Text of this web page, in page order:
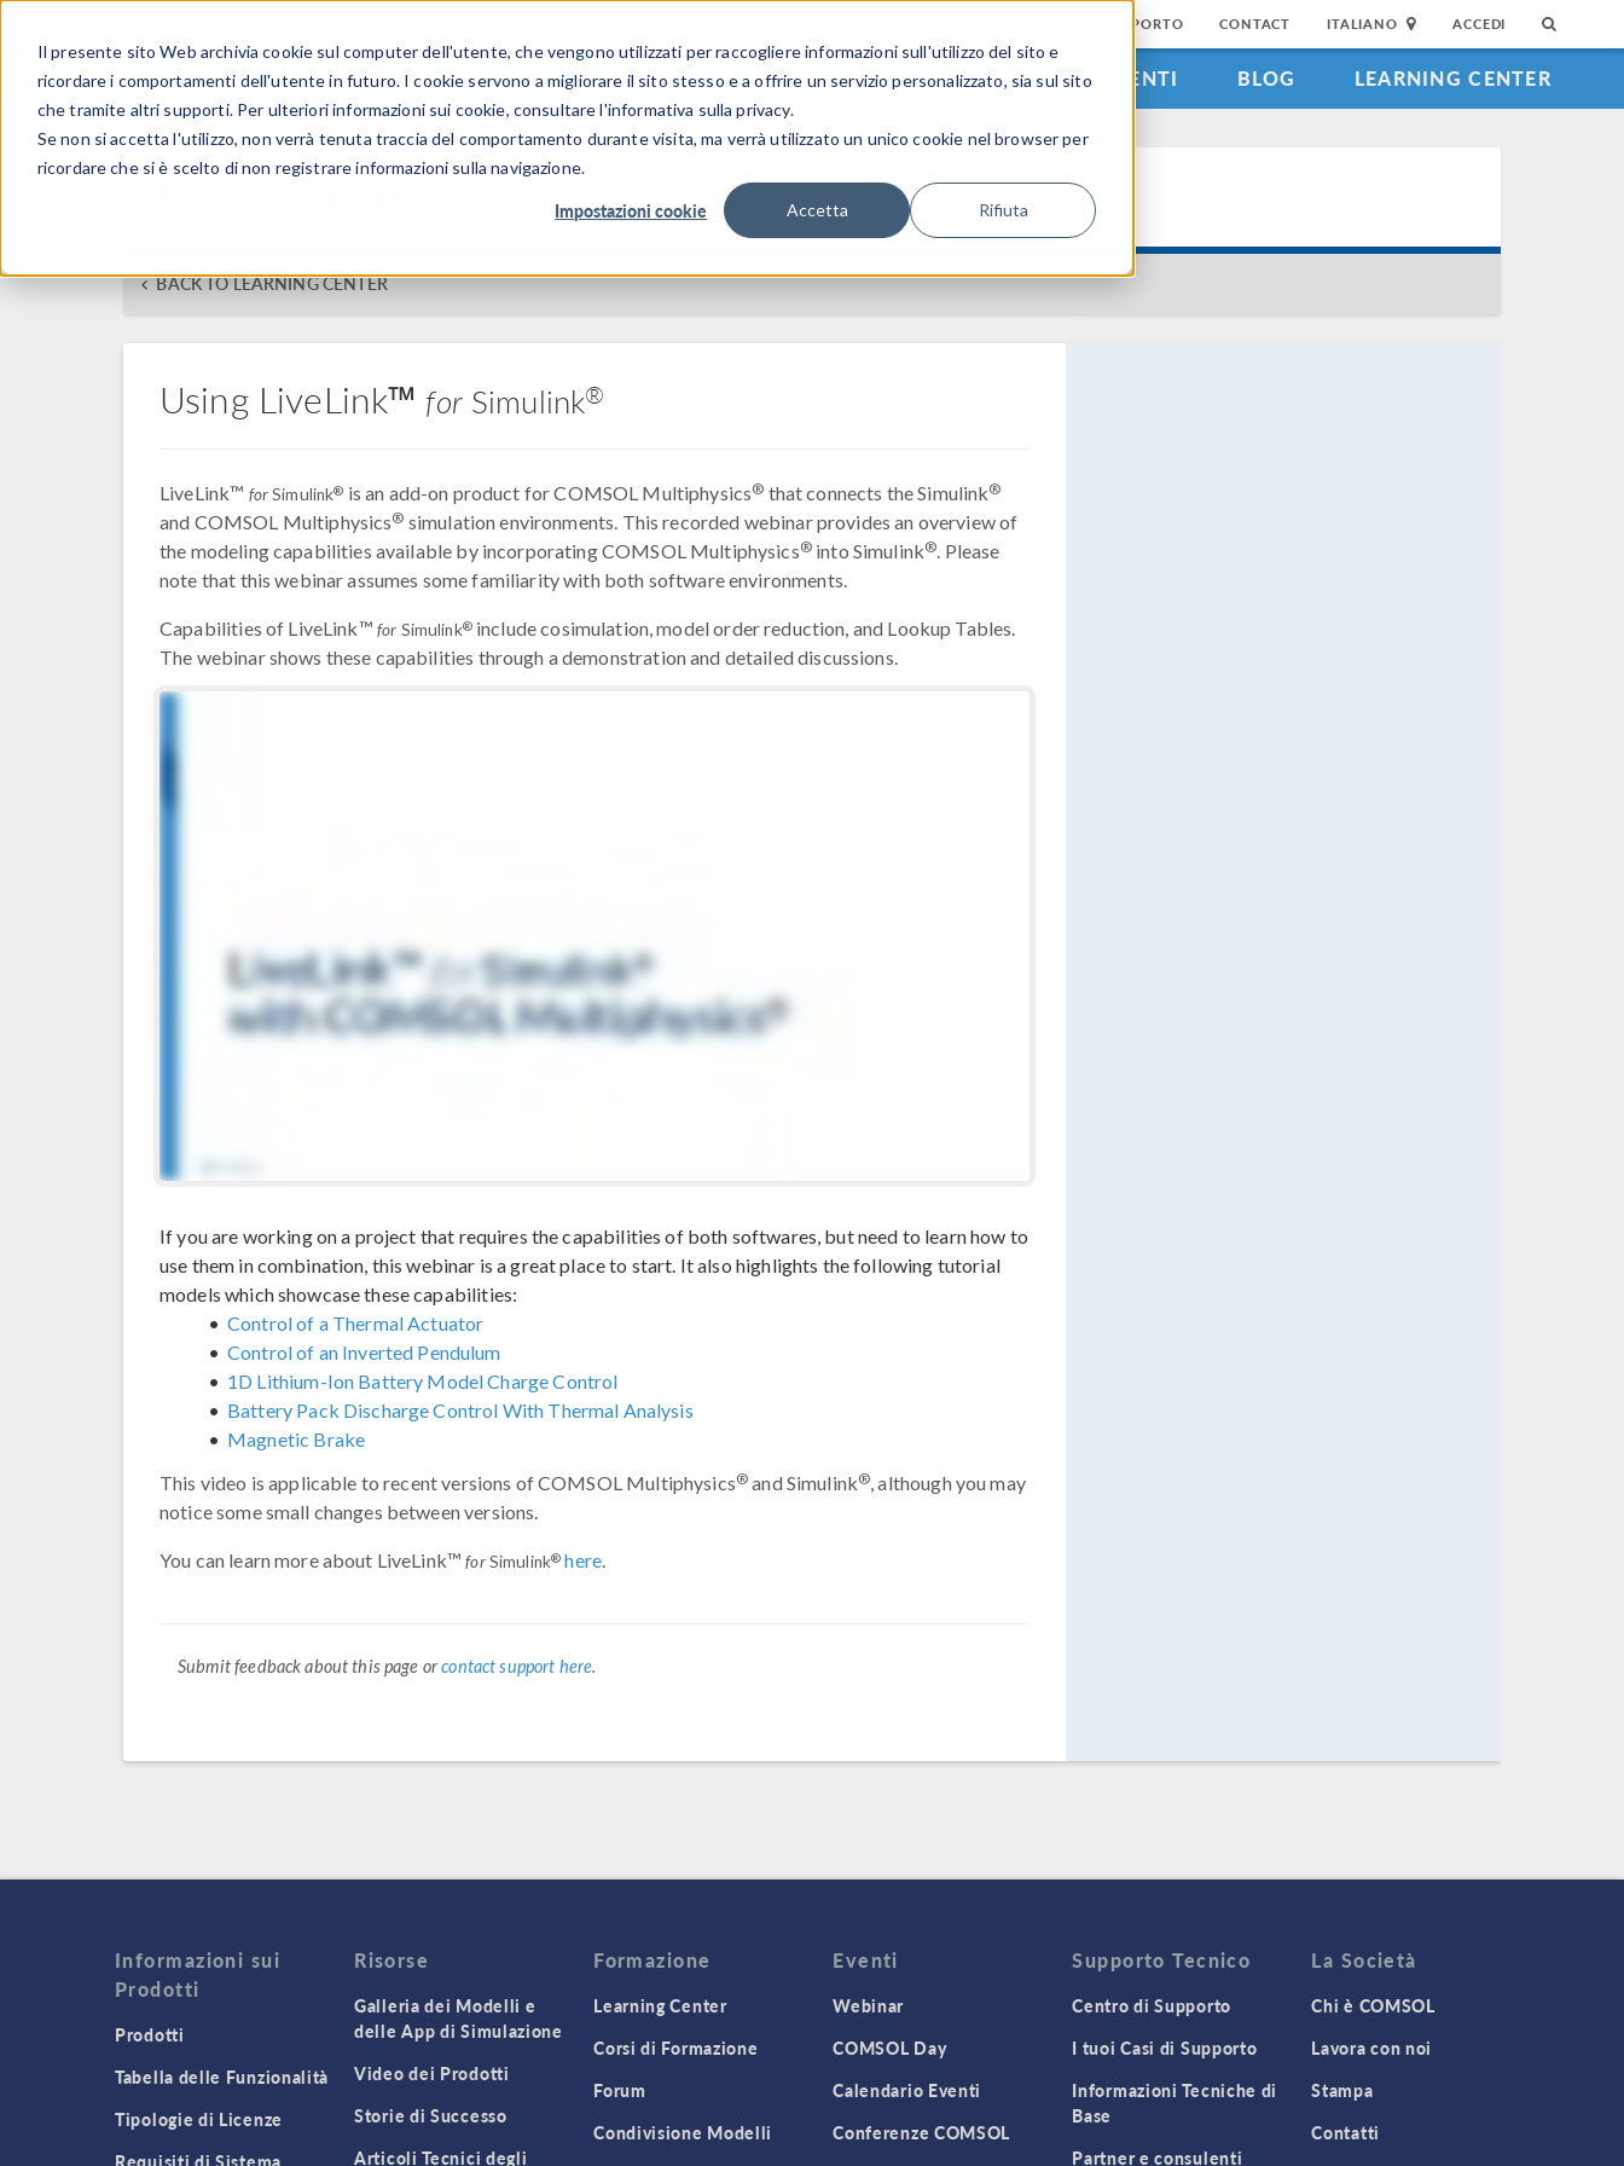
Il presente sito Web archivia cookie sul computer dell'utente, che vengono utilizzati per raccogliere informazioni sull'utilizzo del sito e
ricordare i comportamenti dell'utente in futuro. I cookie servono a migliorare il sito stesso e a offrire un servizio personalizzato, sia sul sito
che tramite altri supporti. Per ulteriori informazioni sui cookie, consultare l'informativa sulla privacy.
Se non si accetta l'utilizzo, non verrà tenuta traccia del comportamento durante visita, ma verrà utilizzato un unico cookie nel browser per
ricordare che si è scelto di non registrare informazioni sulla navigazione.
Impostazioni cookie Accetta Rifiuta
CENTRO DI SUPPORTO CONTACT ITALIANO ACCEDI
PRODOTTI SETTORI INDUSTRIALI GALLERIA DEI VIDEO EVENTI BLOG LEARNING CENTER
BACK TO LEARNING CENTER
Using LiveLink™ forSimulink®
LiveLink™ forSimulink® is an add-on product for COMSOL Multiphysics® that connects the Simulink®
and COMSOL Multiphysics® simulation environments. This recorded webinar provides an overview of
the modeling capabilities available by incorporating COMSOL Multiphysics®into Simulink®. Please
note that this webinar assumes some familiarity with both software environments.
Capabilities of LiveLink™ for Simulink®include cosimulation, model order reduction, and Lookup Tables.
The webinar shows these capabilities through a demonstration and detailed discussions.
If you are working on a project that requires the capabilities of both softwares, but need to learn how to
use them in combination, this webinar is a great place to start. It also highlights the following tutorial
models which showcase these capabilities:
Control of a Thermal Actuator
Control of an Inverted Pendulum
1D Lithium-Ion Battery Model Charge Control
Battery Pack Discharge Control With Thermal Analysis
Magnetic Brake
This video is applicable to recent versions of COMSOL Multiphysics® and Simulink®, although you may
notice some small changes between versions.
You can learn more about LiveLink™forSimulink® here.
Submit feedback about this page orcontact support here.
Informazioni sui
Prodotti
Prodotti
Tabella delle Funzionalità
Tipologie di Licenze
Risorse
Galleria dei Modelli e
delle App di Simulazione
Video dei Prodotti
Storie di Successo
Articoli Tecnici degli
Formazione
Learning Center
Corsi di Formazione
Forum
Condivisione Modelli
Eventi
Webinar
COMSOL Day
Calendario Eventi
Conferenze COMSOL
Supporto Tecnico
Centro di Supporto
I tuoi Casi di Supporto
Informazioni Tecniche di
Base
Partner e consulenti
La Società
Chi è COMSOL
Lavora con noi
Stampa
Contatti